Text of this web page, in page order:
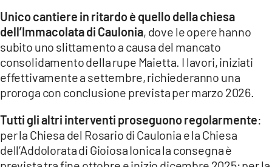
CATANZAROCHANNEL.IT
LACAPITALENEWS.IT
App
ANDROID
APPLE
Unico cantiere in ritardo è quello della chiesa
dell’Immacolata di Caulonia, dove le opere hanno
subito uno slittamento a causa del mancato
consolidamento della rupe Maietta. I lavori, iniziati
effettivamente a settembre, richiederanno una
proroga con conclusione prevista per marzo 2026.
Tutti gli altri interventi proseguono regolarmente:
per la Chiesa del Rosario di Caulonia e la Chiesa
dell’Addolorata di Gioiosa Ionica la consegna è